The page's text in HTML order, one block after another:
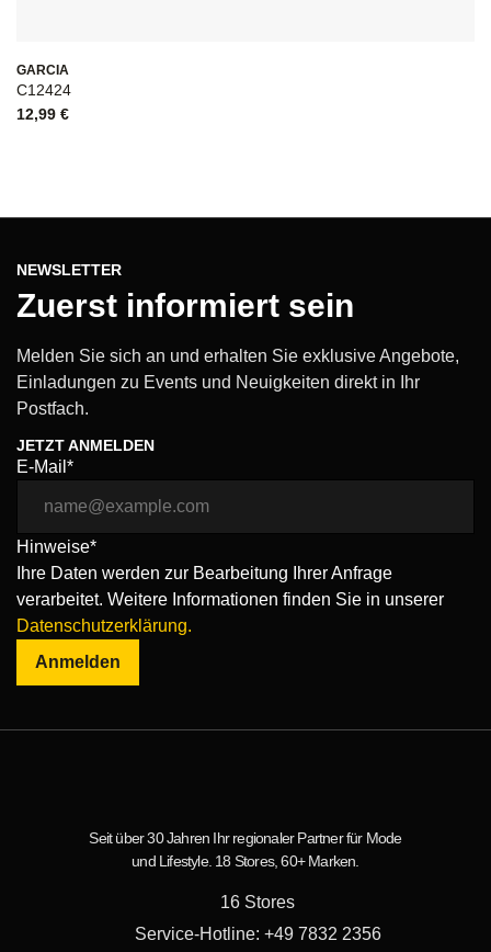
GARCIA
C12424
12,99 €
NEWSLETTER
Zuerst informiert sein
Melden Sie sich an und erhalten Sie exklusive Angebote,
Einladungen zu Events und Neuigkeiten direkt in Ihr
Postfach.
JETZT ANMELDEN
E-Mail*
Hinweise*
Ihre Daten werden zur Bearbeitung Ihrer Anfrage
verarbeitet. Weitere Informationen finden Sie in unserer
Datenschutzerklärung.
Anmelden
Seit über 30 Jahren Ihr regionaler Partner für Mode
und Lifestyle. 18 Stores, 60+ Marken.
16 Stores
Service-Hotline: +49 7832 2356